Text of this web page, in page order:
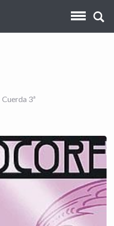
Cuerda 3ª